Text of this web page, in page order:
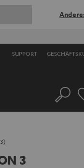
SUPPORT
Suche
3